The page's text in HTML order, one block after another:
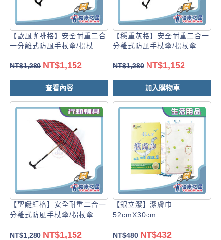
【歐風咖啡格】安全耐重二合
一分離式防風手杖傘/拐杖...
NT$1,280 NT$1,152
查看內容
【穩重灰格】安全耐重二合一
分離式防風手杖傘/拐杖傘
NT$1,280 NT$1,152
加入購物車
【聖誕紅格】安全耐重二合一
分離式防風手杖傘/拐杖傘
NT$1,280 NT$1,152
【銀立潔】潔膚巾
52cmX30cm
NT$480 NT$432